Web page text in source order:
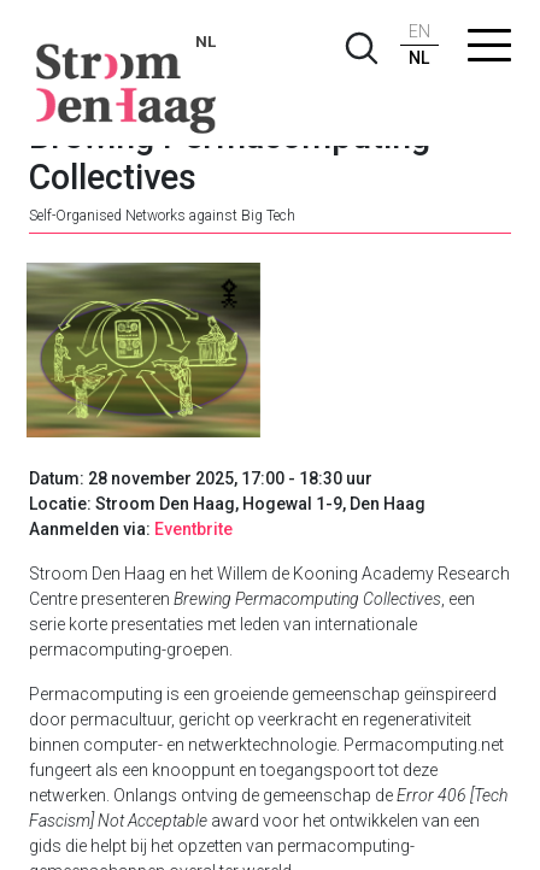
NL
EN
NL
Brewing Permacomputing
Collectives
Self-Organised Networks against Big Tech
Datum: 28 november 2025, 17:00 - 18:30 uur
Locatie: Stroom Den Haag, Hogewal 1-9, Den Haag
Aanmelden via: Eventbrite
Stroom Den Haag en het Willem de Kooning Academy Research
Centre presenteren Brewing Permacomputing Collectives , een
serie korte presentaties met leden van internationale
permacomputing-groepen.
Permacomputing is een groeiende gemeenschap geïnspireerd
door permacultuur, gericht op veerkracht en regenerativiteit
binnen computer- en netwerktechnologie. Permacomputing.net
fungeert als een knooppunt en toegangspoort tot deze
netwerken. Onlangs ontving de gemeenschap deError 406 [Tech
Fascism] Not Acceptable award voor het ontwikkelen van een
gids die helpt bij het opzetten van permacomputing-